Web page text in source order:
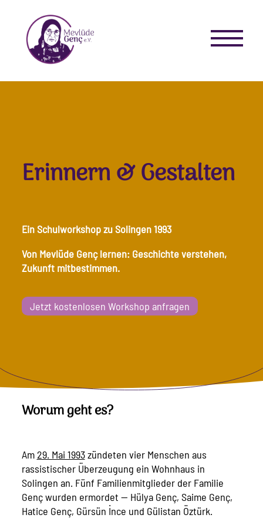
Erinnern & Gestalten
Ein Schulworkshop zu Solingen 1993
Von Mevlüde Genç lernen: Geschichte verstehen,
Zukunft mitbestimmen.
Jetzt kostenlosen Workshop anfragen
Worum geht es?
Am 29. Mai 1993zündeten vier Menschen aus
rassistischer Überzeugung ein Wohnhaus in
Solingen an. Fünf Familienmitglieder der Familie
Genç wurden ermordet — Hülya Genç, Saime Genç,
Hatice Genç, Gürsün İnce und Gülistan Öztürk.